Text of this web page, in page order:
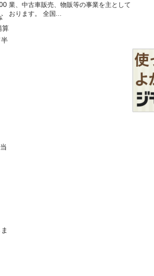
算
業、中古車販売、物販等の事業を主として
おります。 全国...